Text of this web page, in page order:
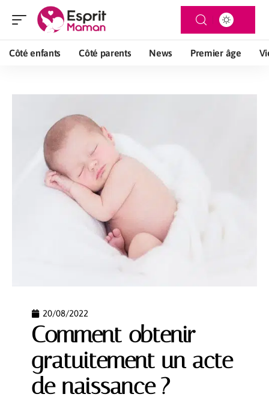
Côté enfants Côté parents News Premier âge
20/08/2022
Comment obtenir
gratuitement un acte
de naissance ?